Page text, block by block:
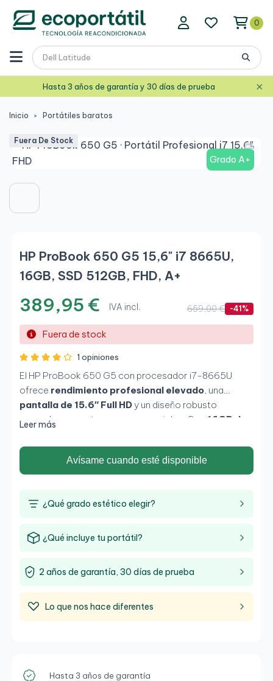
0
Hasta 3 años de garantía y 30 días de prueba ×
Inicio Portátiles baratos
Grado A+
Fuera De Stock
HP ProBook 650 G5 15,6" i7 8665U,
16GB, SSD 512GB, FHD, A+
389,95 € IVA incl. 659,00 € -41%
Fuera de stock
1 opiniones
El HP ProBook 650 G5 con procesador i7-8665U
ofrece rendimiento profesional elevado, una
pantalla de 15.6″ Full HDy un diseño robusto
pensado para entornos empresariales. Con 16GB de
multitarea, gestión documental, programas
corporativos y uso diario intensivo, manteniendo
siempre fiabilidad y seguridad.
Leer más
Avísame cuando esté disponible
¿Qué grado estético elegir?
¿Qué incluye tu portátil?
2 años de garantía, 30 días de prueba
Lo que nos hace diferentes
Hasta 3 años de garantía